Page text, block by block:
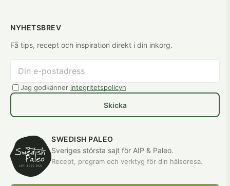
SWEDISH PALEO
Sveriges största sajt för AIP & Paleo.
Recept, program och verktyg för din hälsoresa.
NYHETSBREV
Få tips, recept och inspiration direkt i din inkorg.
Jag godkänner integritetspolicyn
Skicka